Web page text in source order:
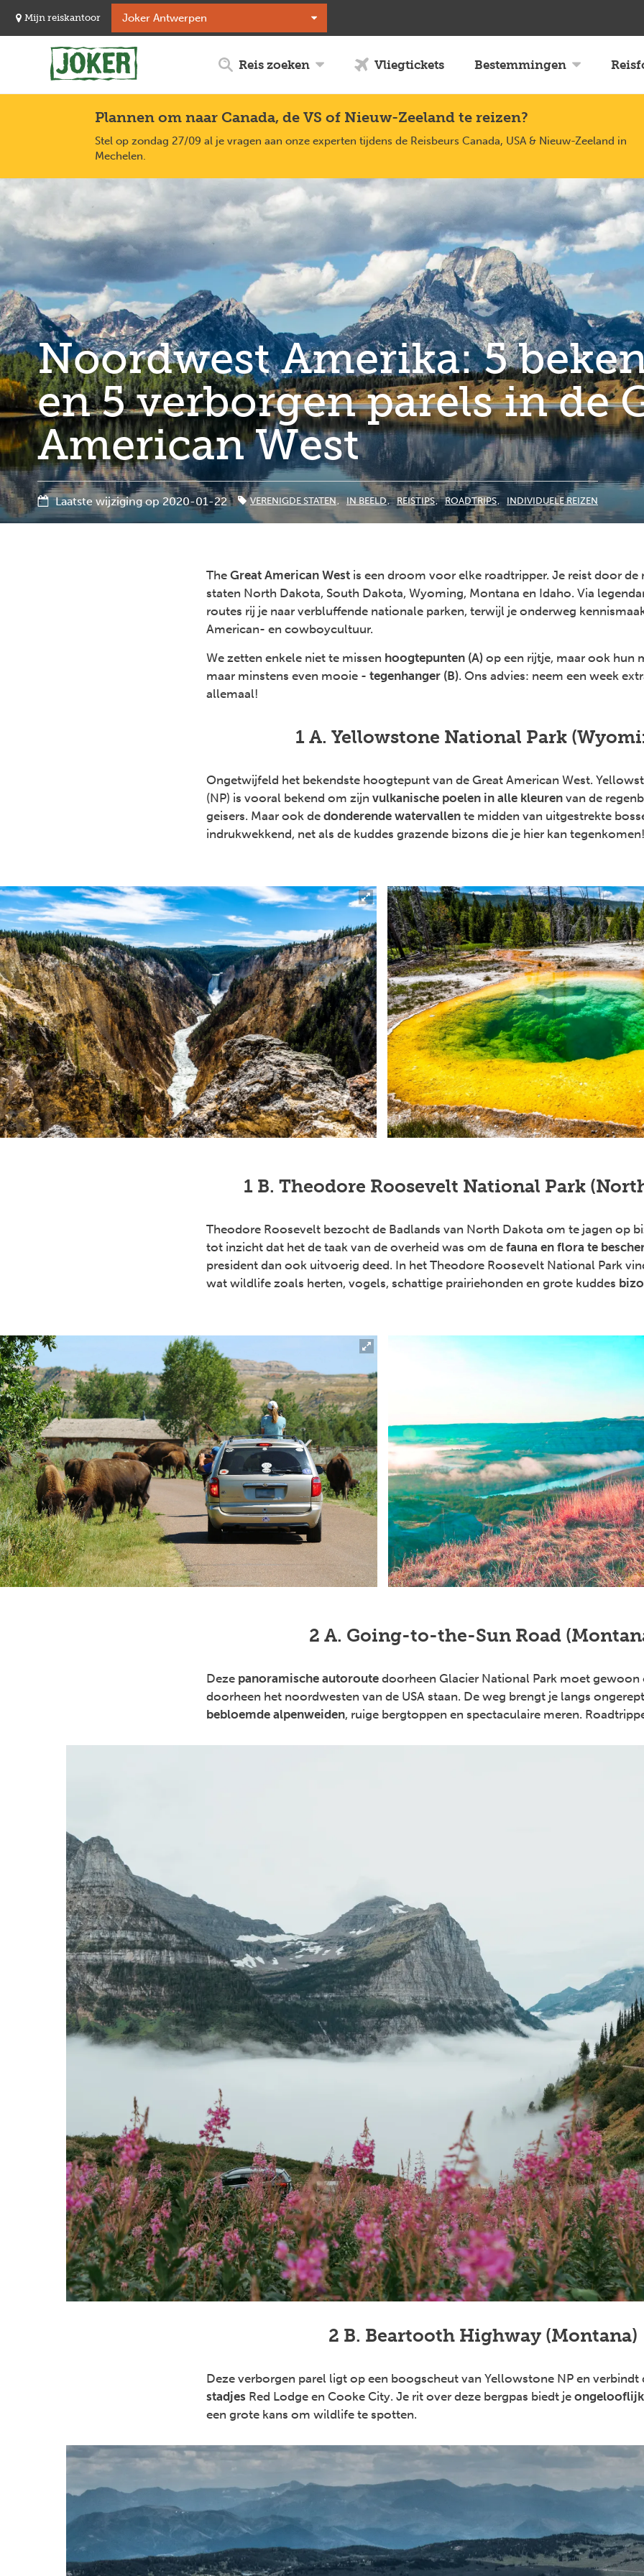
naar
Mijn reiskantoor
Reis zoeken Vliegtickets Bestemmingen
Plannen om naar Canada, de VS of Nieuw-Zeeland te reizen?
Stel op zondag 27/09 al je vragen aan onze experten tijdens de Reisbeurs Canada, USA & Nieuw-Zeeland in
Mechelen.
Noordwest Amerika: 5
en 5 verborgen parels in de
American West
Laatste wijziging op 2020-01-22 VERENIGDE STATEN IN BEELD REISTIPS ROADTRIPS INDIVIDUELE REIZEN
The Great American West is een droom voor elke roadtripper. Je reist door de
staten North Dakota, South Dakota, Wyoming, Montana en Idaho. Via
routes rij je naar verbluffende nationale parken, terwijl je onderweg
American- en cowboycultuur.
We zetten enkele niet te missen hoogtepunten (A) op een rijtje, maar ook hun
maar minstens even mooie - tegenhanger (B). Ons advies: neem een week
allemaal!
1 A. Yellowstone National Park
Ongetwijfeld het bekendste hoogtepunt van de Great American West.
(NP) is vooral bekend om zijn vulkanische poelen in alle kleuren van de
geisers. Maar ook de donderende watervallen te midden van uitgestrekte
indrukwekkend, net als de kuddes grazende bizons die je hier kan tegenkomen!
1 B. Theodore Roosevelt National Park
Theodore Roosevelt bezocht de Badlands van North Dakota om te jagen op
tot inzicht dat het de taak van de overheid was om de fauna en flora te
president dan ook uitvoerig deed. In het Theodore Roosevelt National Park
wat wildlife zoals herten, vogels, schattige prairiehonden en grote kuddes
2 A. Going-to-the-Sun Road
Deze panoramische autoroute doorheen Glacier National Park moet gewoon
doorheen het noordwesten van de USA staan. De weg brengt je langs
bebloemde alpenweiden, ruige bergtoppen en spectaculaire meren.
2 B. Beartooth Highway (Montana)
Deze verborgen parel ligt op een boogscheut van Yellowstone NP en verbindt
stadjes Red Lodge en Cooke City. Je rit over deze bergpas biedt je
een grote kans om wildlife te spotten.